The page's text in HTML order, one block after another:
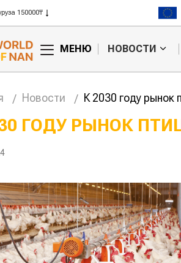
150000₸
3 класс 125000₸
МЕНЮ НОВОСТИ
Новости К 2030 году рынок
ГОДУ РЫНОК
цены на
авиатоплива